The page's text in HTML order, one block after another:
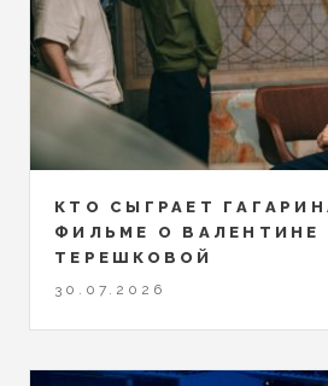
КТО СЫГРАЕТ
ФИЛЬМЕ О ВАЛЕНТИНЕ
ТЕРЕШКОВОЙ
30.07.2026